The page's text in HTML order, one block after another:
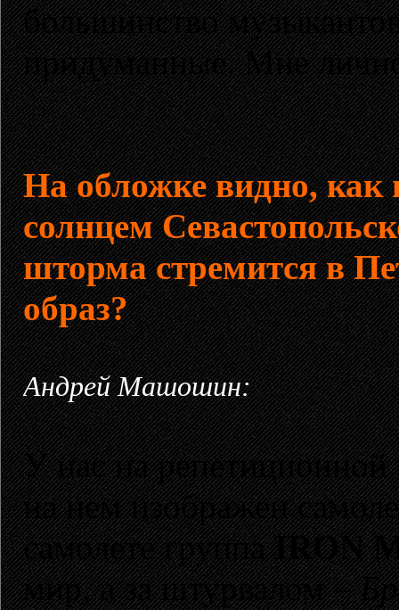
большинство
придуманные. Мне
На обложке видно, как
солнцем
шторма стремится в
образ?
Андрей Машошин:
У нас на репетиционной
на нем изображен
самолете группаIRON
мир, а за штурвалом –